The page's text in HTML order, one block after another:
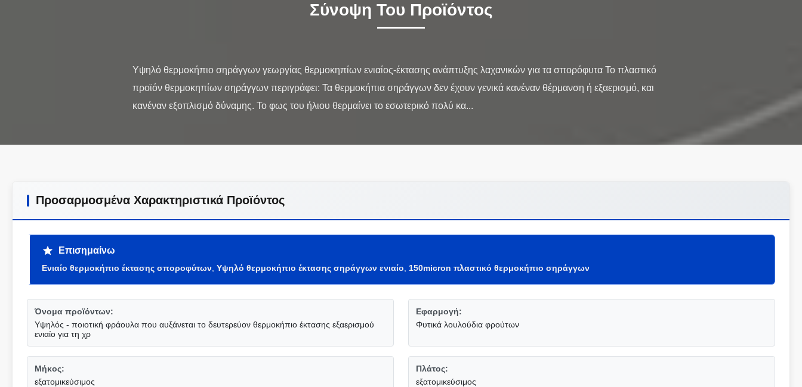
Σύνοψη Του Προϊόντος
Υψηλό θερμοκήπιο σηράγγων γεωργίας θερμοκηπίων ενιαίος-έκτασης ανάπτυξης λαχανικών για τα σπορόφυτα Το πλαστικό
προϊόν θερμοκηπίων σηράγγων περιγράφει: Τα θερμοκήπια σηράγγων δεν έχουν γενικά κανέναν θέρμανση ή εξαερισμό, και
Προσαρμοσμένα Χαρακτηριστικά Προϊόντος
Επισημαίνω
Ενιαίο θερμοκήπιο έκτασης σποροφύτων Υψηλό θερμοκήπιο έκτασης σηράγγων ενιαίο 150micron πλαστικό θερμοκήπιο σηράγγων
Όνομα προϊόντων:
Υψηλός - ποιοτική φράουλα που αυξάνεται το δευτερεύον θερμοκήπιο έκτασης εξαερισμού
ενιαίο για τη χρ
Εφαρμογή:
Φυτικά λουλούδια φρούτων
Μήκος:
εξατομικεύσιμος
Πλάτος:
εξατομικεύσιμος